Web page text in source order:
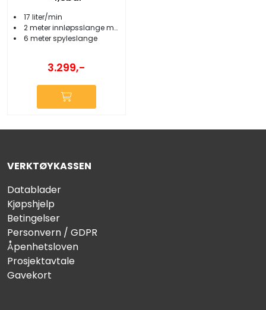
17 liter/min
2 meter innløpsslange m/filter
6 meter spyleslange
3.299,-
VERKTØYKASSEN
Datablader
Kjøpshjelp
Betingelser
Personvern / GDPR
Åpenhetsloven
Prosjektavtale
Gavekort